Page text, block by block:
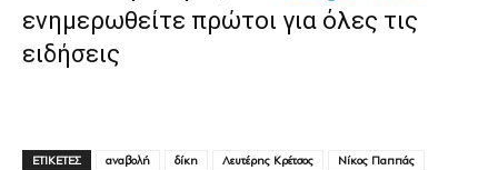
ενημερωθείτε πρώτοι για όλες τις
ειδήσεις
ΕΤΙΚΕΤΕΣ αναβολή δίκη Λευτέρης Κρέτσος
Νίκος Παππάς